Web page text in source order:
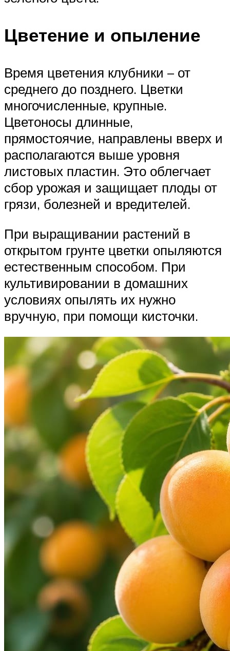
Цветение и опыление
Время цветения клубники – от
среднего до позднего. Цветки
многочисленные, крупные.
Цветоносы длинные,
прямостоячие, направлены вверх и
располагаются выше уровня
листовых пластин. Это облегчает
сбор урожая и защищает плоды от
грязи, болезней и вредителей.
При выращивании растений в
открытом грунте цветки опыляются
естественным способом. При
культивировании в домашних
условиях опылять их нужно
вручную, при помощи кисточки.